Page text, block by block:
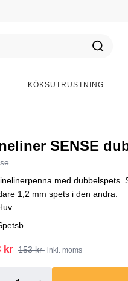
KÖKSUTRUSTNING
SENSE
med dubbelspets.
1,2 mm spets i den andra.
kr 153 kr inkl. moms